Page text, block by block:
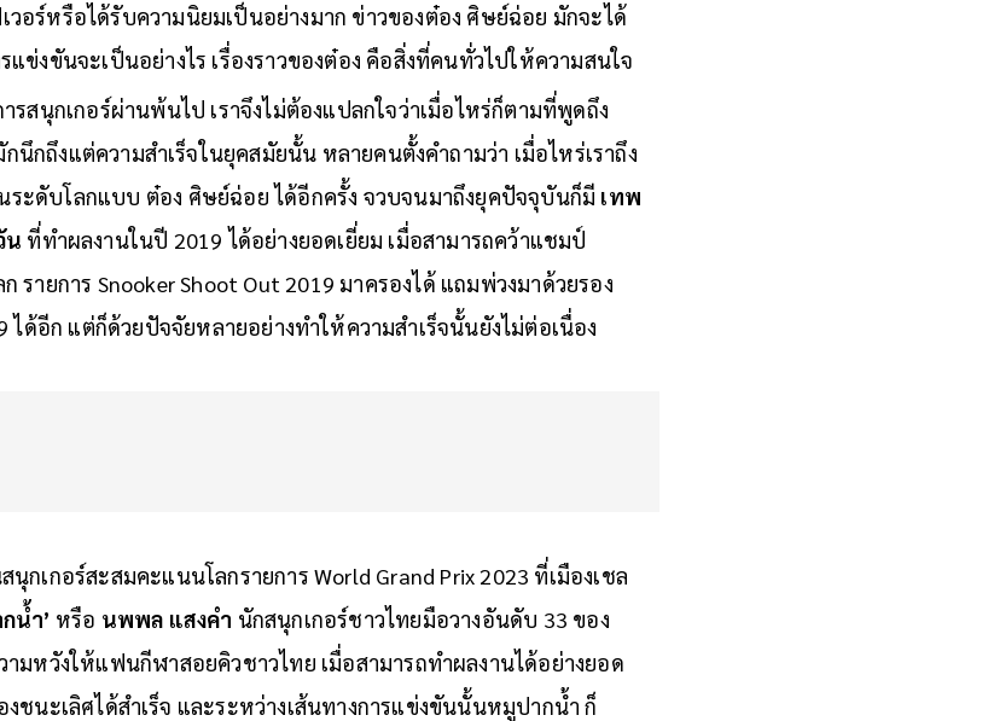
อร์หรือได้รับความนิยมเป็นอย่างมาก ข่าวของต๋อง ศิษย์ฉ่อย มักจะได้
ข่งขันจะเป็นอย่างไร เรื่องราวของต๋อง คือสิ่งที่คนทั่วไปให้ความสนใจ
ารสนุกเกอร์ผ่านพ้นไป เราจึงไม่ต้องแปลกใจว่าเมื่อไหร่ก็ตามที่พูดถึง
กถึงแต่ความสำเร็จในยุคสมัยนั้น หลายคนตั้งคำถามว่า เมื่อไหร่เราถึง
ระดับโลกแบบ ต๋อง ศิษย์ฉ่อย ได้อีกครั้ง จวบจนมาถึงยุคปัจจุบันก็มี เทพ
น ที่ทำผลงานในปี 2019 ได้อย่างยอดเยี่ยม เมื่อสามารถคว้าแชมป์
รายการ Snooker Shoot Out 2019 มาครองได้ แถมพ่วงมาด้วยรอง
ได้อีก แต่ก็ด้วยปัจจัยหลายอย่างทำให้ความสำเร็จนั้นยังไม่ต่อเนื่อง
กเกอร์สะสมคะแนนโลกรายการ World Grand Prix 2023 ที่เมืองเชล
น้ำ’ หรือ นพพล แสงคำ นักสนุกเกอร์ชาวไทยมือวางอันดับ 33 ของ
ามหวังให้แฟนกีฬาสอยคิวชาวไทย เมื่อสามารถทำผลงานได้อย่างยอด
งชนะเลิศได้สำเร็จ และระหว่างเส้นทางการแข่งขันนั้นหมูปากน้ำ ก็